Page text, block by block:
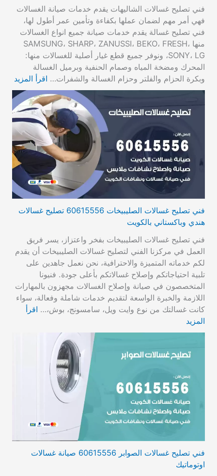
فني تصليح غسالات الشاليهات يقدم خدمات صيانة الغسالات
فهي أمر مهم لضمان عملها بكفاءة وتأمين عمر أطول لها،
فني تصليح غسالة يقدم خدمات صيانة جميع انواع الغسالات
منها SAMSUNG، SHARP، ZANUSSI، BEKO، FRESH،
SONY، LG، ونوفر جميع قطع غيار أصلية للغسالات منها:
المحرك ومضخة المياه وصمام الحنفية وبرميل الغسالة
وبكرة الحزام والفلتر وحزام الغسالة والشفرات… اقرأ المزيد
فني تصليح غسالات الصليبيخات 60615556 تصليح غسالات
هندي وباكستاني بالكويت
فني تصليح غسالات الصليبيخات بفخر واعتزاز، يسر فريق
العمل في مركزنا الفني لتصليح غسالات الصليبيخات أن يقدم
لكم خدماته المتميزة والاحترافية، نحن نعمل جاهدين على
تلبية احتياجاتكم وإصلاح غسالاتكم بأعلى جودة. فنيونا
المتخصصون في صيانة وإصلاح الغسالات مجهزون بالمهارات
اللازمة والخبرة الواسعة لتقديم خدمات شاملة وفعالة، سواء
كانت غسالتك من نوع وايت ويل، سامسونج، بوش،… اقرأ
المزيد
فني تصليح غسالات الصوابر 60615556 صيانة غسالات
اوتوماتيك